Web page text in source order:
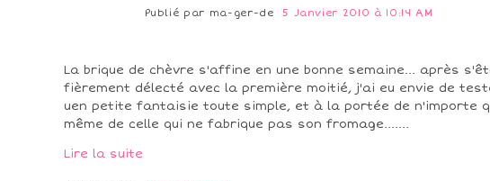
Publié par ma-ger-de 5 Janvier 2010 à 10:14 AM
La brique de chèvre s'affine en une bonne semaine... après
fièrement délecté avec la première moitié, j'ai eu envie de
uen petite fantaisie toute simple, et à la portée de n'importe
même de celle qui ne fabrique pas son fromage.......
Lire la suite